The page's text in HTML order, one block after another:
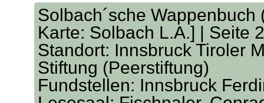
Solbach´sche
Karte: Solbach L.A.] | Seite
Standort: Innsbruck Tiroler
Stiftung (Peerstiftung)
Fundstellen: Innsbruck